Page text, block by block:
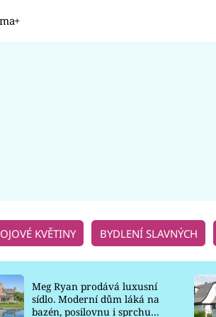
KVĚTINY BYDLENÍ SLAVNÝCH
Meg Ryan prodává luxusní
sídlo. Moderní dům láká na
bazén, posilovnu i sprchu